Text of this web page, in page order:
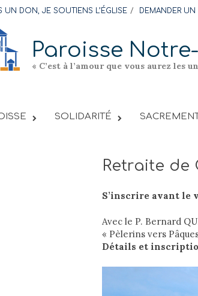
UN DON, JE SOUTIENS L’ÉGLISE DEMANDER UN
Paroisse
« C’est à l’amour que vous aurez
SOLIDARITÉ
Retraite de
S’inscrire avant le
Avec le P. Bernard
« Pèlerins vers
Détails et